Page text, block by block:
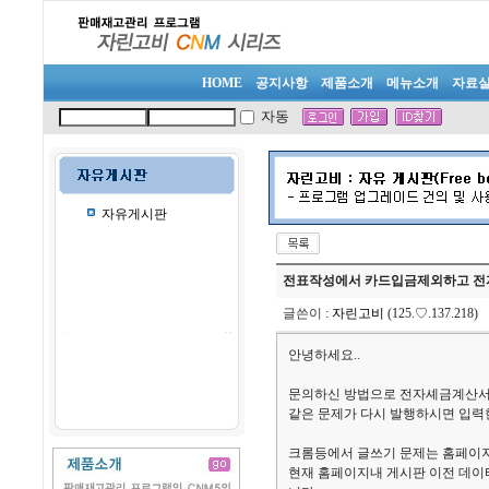
HOME 공지사항 제품소개 메뉴소개 자료
자동
자유게시판
전표작성에서 카드입금제외하고
글쓴이 : 자린고비
안녕하세요..
문의하신 방법으로 전자셰금계산
같은 문제가 다시 발행하시면 입
크롬등에서 글쓰기 문제는 홈페이
현재 홈페이지내 게시판 이전 데